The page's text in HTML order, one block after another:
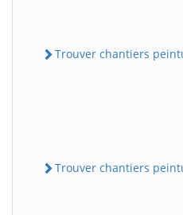
Trouver chantiers
Trouver chantiers